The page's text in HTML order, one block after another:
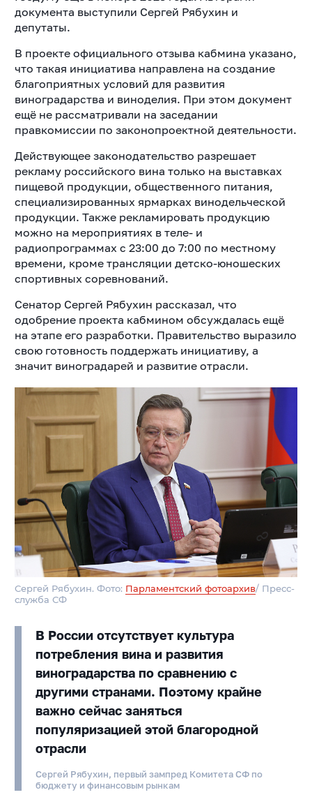
документа выступили Сергей Рябухин и
депутаты.
В проекте официального отзыва кабмина указано,
что такая инициатива направлена на создание
благоприятных условий для развития
виноградарства и виноделия. При этом документ
ещё не рассматривали на заседании
правкомиссии по законопроектной деятельности.
Действующее законодательство разрешает
рекламу российского вина только на выставках
пищевой продукции, общественного питания,
специализированных ярмарках винодельческой
продукции. Также рекламировать продукцию
можно на мероприятиях в теле- и
радиопрограммах с 23:00 до 7:00 по местному
времени, кроме трансляции детско-юношеских
спортивных соревнований.
Сенатор Сергей Рябухин рассказал, что
одобрение проекта кабмином обсуждалась ещё
на этапе его разработки. Правительство выразило
свою готовность поддержать инициативу, а
значит виноградарей и развитие отрасли.
Сергей Рябухин. Фото: Парламентский фотоархив/ Пресс-
служба СФ
В России отсутствует культура
потребления вина и развития
виноградарства по сравнению с
другими странами. Поэтому крайне
важно сейчас заняться
популяризацией этой благородной
отрасли
Сергей Рябухин, первый зампред Комитета СФ по
бюджету и финансовым рынкам